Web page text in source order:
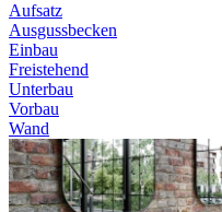
Aufsatz
Ausgussbecken
Einbau
Freistehend
Unterbau
Vorbau
Wand